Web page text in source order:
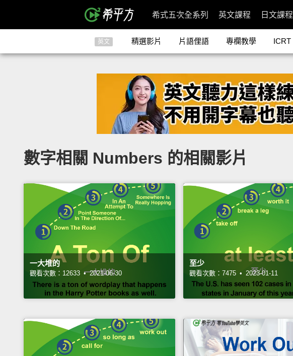
希式五次全系列 英文課程 日文課程
英文 精選影片 片語俚語 專欄教學 ICRT
數字相關 Numbers 的相關影片
一大堆的
觀看次數：12633 • 2021-06-30
至少
觀看次數：7475 • 2023-01-11